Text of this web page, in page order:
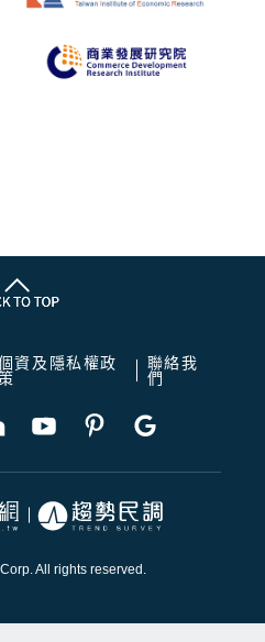
資及隱私權政
策
聯絡我
們
All rights reserved.